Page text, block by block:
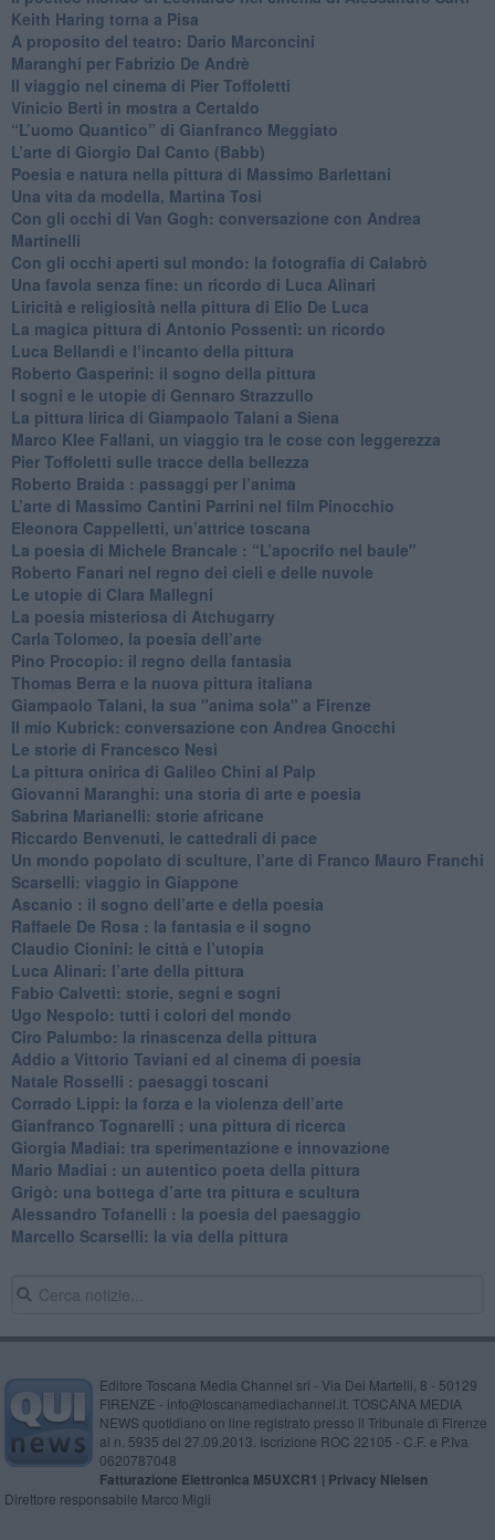
​Keith Haring torna a Pisa
​A proposito del teatro: Dario Marconcini
Maranghi per Fabrizio De Andrè
​Il viaggio nel cinema di Pier Toffoletti
Vinicio Berti in mostra a Certaldo
“L’uomo Quantico” di Gianfranco Meggiato
​L’arte di Giorgio Dal Canto (Babb)
Poesia e natura nella pittura di Massimo Barlettani
Una vita da modella, Martina Tosi
​Con gli occhi di Van Gogh: conversazione con Andrea
Martinelli
​Con gli occhi aperti sul mondo: la fotografia di Calabrò
Una favola senza fine: un ricordo di Luca Alinari
Liricità e religiosità nella pittura di Elio De Luca
La magica pittura di Antonio Possenti: un ricordo
Luca Bellandi e l’incanto della pittura
​Roberto Gasperini: il sogno della pittura
I sogni e le utopie di Gennaro Strazzullo
La pittura lirica di Giampaolo Talani a Siena
​Marco Klee Fallani, un viaggio tra le cose con leggerezza
​Pier Toffoletti sulle tracce della bellezza
​Roberto Braida : passaggi per l’anima
​L’arte di Massimo Cantini Parrini nel film Pinocchio
Eleonora Cappelletti, un’attrice toscana
​La poesia di Michele Brancale : “L’apocrifo nel baule"
Roberto Fanari nel regno dei cieli e delle nuvole
Le utopie di Clara Mallegni
​La poesia misteriosa di Atchugarry
Carla Tolomeo, la poesia dell’arte
Pino Procopio: il regno della fantasia
Thomas Berra e la nuova pittura italiana
Giampaolo Talani, la sua "anima sola" a Firenze
Il mio Kubrick: conversazione con Andrea Gnocchi
Le storie di Francesco Nesi
​La pittura onirica di Galileo Chini al Palp
​Giovanni Maranghi: una storia di arte e poesia
Sabrina Marianelli: storie africane
​Riccardo Benvenuti, le cattedrali di pace
​Un mondo popolato di sculture, l’arte di Franco Mauro Franchi
​Scarselli: viaggio in Giappone
​Ascanio : il sogno dell’arte e della poesia
Raffaele De Rosa : la fantasia e il sogno
​Claudio Cionini: le città e l’utopia
Luca Alinari: l’arte della pittura
​Fabio Calvetti: storie, segni e sogni
Ugo Nespolo: tutti i colori del mondo
​Ciro Palumbo: la rinascenza della pittura
​Addio a Vittorio Taviani ed al cinema di poesia
​Natale Rosselli : paesaggi toscani
​Corrado Lippi: la forza e la violenza dell’arte
Gianfranco Tognarelli : una pittura di ricerca
Giorgia Madiai: tra sperimentazione e innovazione
Mario Madiai : un autentico poeta della pittura
Grigò: una bottega d’arte tra pittura e scultura
Alessandro Tofanelli : la poesia del paesaggio
​Marcello Scarselli: la via della pittura
Editore Toscana Media Channel srl - Via Dei Martelli, 8 - 50129
FIRENZE - info@toscanamediachannel.it. TOSCANA MEDIA
NEWS quotidiano on line registrato presso il Tribunale di Firenze
al n. 5935 del 27.09.2013. Iscrizione ROC 22105 - C.F. e P.Iva
0620787048
Fatturazione Elettronica M5UXCR1 | Privacy Nielsen
Direttore responsabile Marco Migli